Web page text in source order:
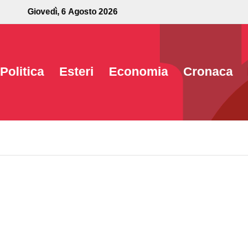
Giovedì, 6 Agosto 2026
Politica Esteri Economia Cronaca